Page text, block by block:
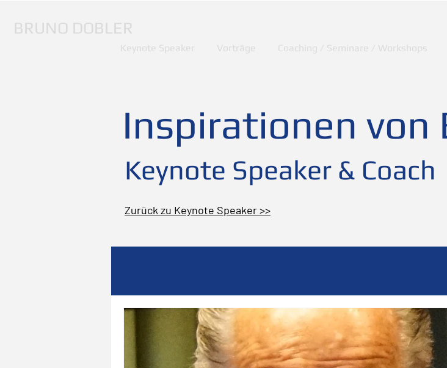
BRUNO DOBLER
Keynote Speaker Vorträge Coaching / Seminare / Workshops
Inspirationen von
Keynote Speaker & Coach
Zurück zu Keynote Speaker >>